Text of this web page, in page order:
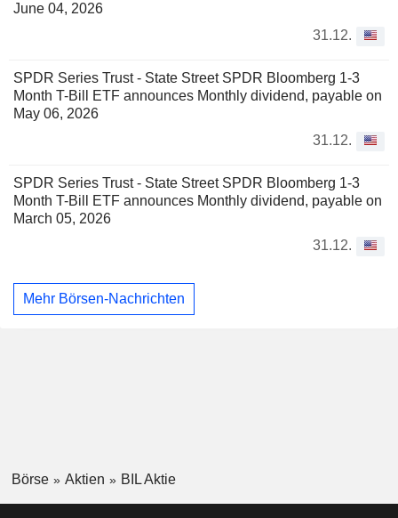
June 04, 2026
31.12.
SPDR Series Trust - State Street SPDR Bloomberg 1-3
Month T-Bill ETF announces Monthly dividend, payable on
May 06, 2026
31.12.
SPDR Series Trust - State Street SPDR Bloomberg 1-3
Month T-Bill ETF announces Monthly dividend, payable on
March 05, 2026
31.12.
Mehr Börsen-Nachrichten
Börse Aktien BIL Aktie